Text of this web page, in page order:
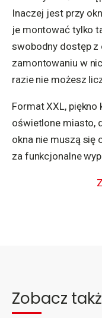
Inaczej jest przy
je montować tylko
swobodny dostęp z
zamontowaniu w
razie nie możesz
Format XXL,
oświetlone miasto,
okna nie muszą się
za funkcjonalne
Zobacz